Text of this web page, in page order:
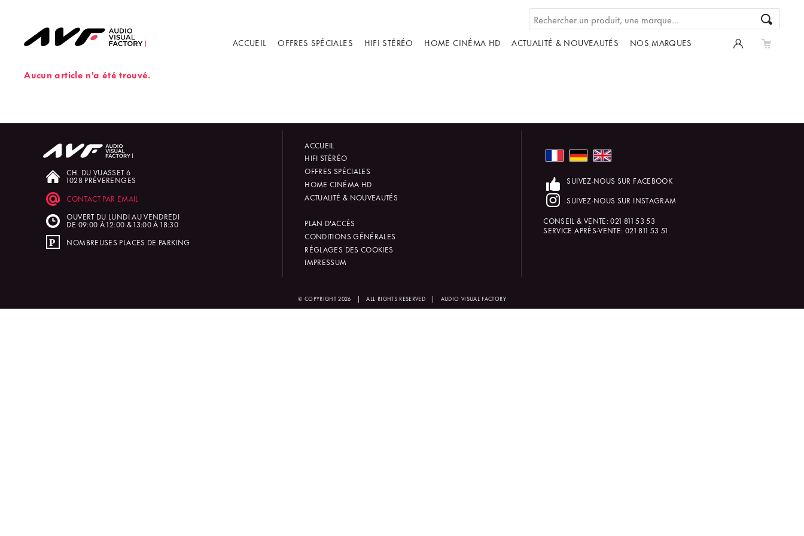
ACCUEIL OFFRES SPÉCIALES HIFI STÉRÉO HOME CINÉMA HD ACTUALITÉ & NOUVEAUTÉS NOS MARQUES
Aucun article n'a été trouvé.
CH. DU VUASSET 6
1028 PRÉVERENGES
CONTACT PAR EMAIL
OUVERT DU LUNDI AU VENDREDI
DE 09:00 À 12:00 & 13:00 À 18:30
NOMBREUSES PLACES DE PARKING
ACCUEIL
HIFI STÉRÉO
OFFRES SPÉCIALES
HOME CINÉMA HD
ACTUALITÉ & NOUVEAUTÉS
PLAN D'ACCÈS
CONDITIONS GÉNÉRALES
RÉGLAGES DES COOKIES
IMPRESSUM
SUIVEZ-NOUS SUR FACEBOOK
SUIVEZ-NOUS SUR INSTAGRAM
CONSEIL & VENTE:021 811 53 53
SERVICE APRÈS-VENTE: 021 811 53 51
© COPYRIGHT 2026 | ALL RIGHTS RESERVED | AUDIO VISUAL FACTORY